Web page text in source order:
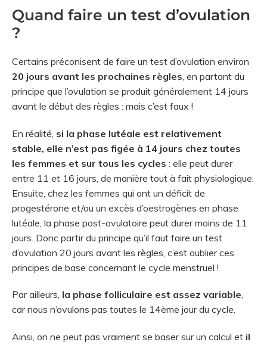
Quand faire un test d’ovulation
?
Certains préconisent de faire un test d’ovulation environ
20 jours avant les prochaines règles , en partant du
principe que l’ovulation se produit généralement 14 jours
avant le début des règles : mais c’est faux !
En réalité, si la phase lutéale est relativement
stable, elle n’est pas figée à 14 jours chez toutes
les femmes et sur tous les cycles : elle peut durer
entre 11 et 16 jours, de manière tout à fait physiologique.
Ensuite, chez les femmes qui ont un déficit de
progestérone et/ou un excès d’oestrogènes en phase
lutéale, la phase post-ovulatoire peut durer moins de 11
jours. Donc partir du principe qu’il faut faire un test
d’ovulation 20 jours avant les règles, c’est oublier ces
principes de base concernant le cycle menstruel !
Par ailleurs, la phase folliculaire est assez variable,
car nous n’ovulons pas toutes le 14ème jour du cycle.
Ainsi, on ne peut pas vraiment se baser sur un calcul et il